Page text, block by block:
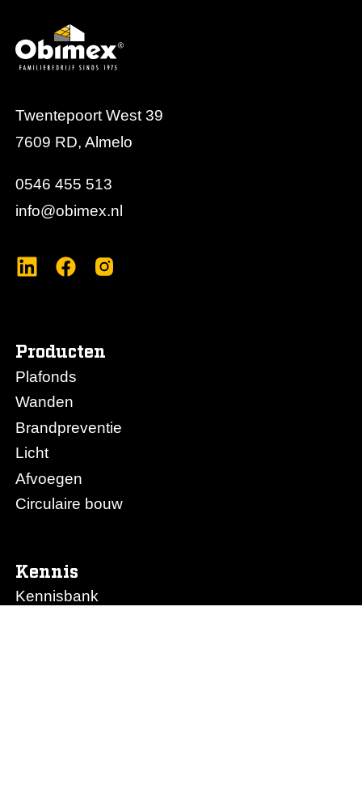
Twentepoort West 39
7609 RD, Almelo
0546 455 513
info@obimex.nl
Producten
Plafonds
Wanden
Brandpreventie
Licht
Afvoegen
Circulaire bouw
Kennis
Kennisbank